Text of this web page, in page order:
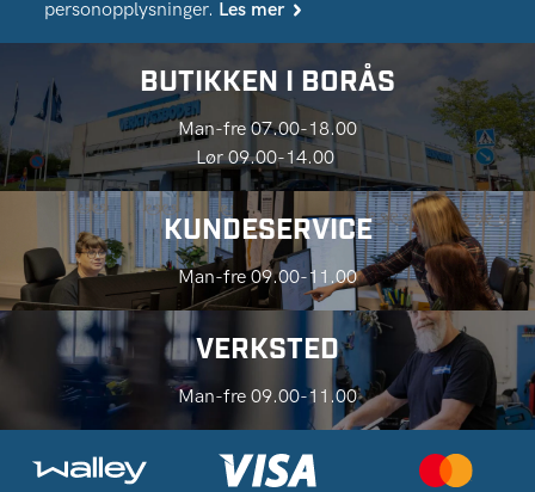
personopplysninger. Les mer
BUTIKKEN I BORÅS
Man-fre 07.00-18.00
Lør 09.00-14.00
KUNDESERVICE
Man-fre 09.00-11.00
VERKSTED
Man-fre 09.00-11.00